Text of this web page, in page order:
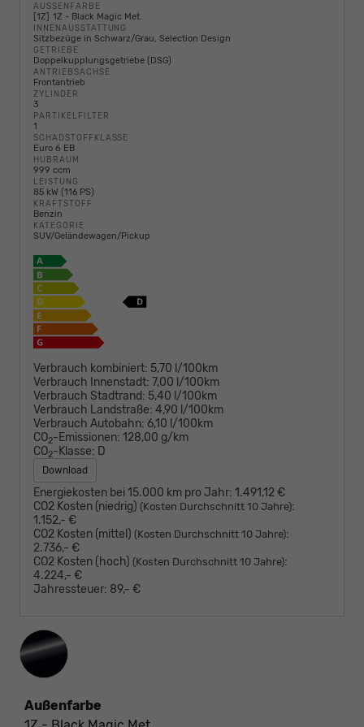
AUSSENFARBE
1Z 1Z - Black Magic Met.
INNENAUSSTATTUNG
Sitzbezüge in Schwarz/Grau, Selection Design
GETRIEBE
Doppelkupplungsgetriebe (DSG)
ANTRIEBSACHSE
Frontantrieb
ZYLINDER
3
PARTIKELFILTER
1
SCHADSTOFFKLASSE
Euro 6 EB
HUBRAUM
999 ccm
LEISTUNG
85 kW (116 PS)
KRAFTSTOFF
Benzin
KATEGORIE
SUV/Geländewagen/Pickup
Verbrauch kombiniert: 5,70 l/100km
Verbrauch Innenstadt: 7,00 l/100km
Verbrauch Stadtrand: 5,40 l/100km
Verbrauch Landstraße: 4,90 l/100km
Verbrauch Autobahn: 6,10 l/100km
CO2-Emissionen: 128,00 g/km
CO2-Klasse: D
Download
Energiekosten bei 15.000 km pro Jahr: 1.491,12 €
CO2 Kosten (niedrig) (Kosten Durchschnitt 10 Jahre):
1.152,- €
CO2 Kosten (mittel) (Kosten Durchschnitt 10 Jahre):
2.736,- €
CO2 Kosten (hoch) (Kosten Durchschnitt 10 Jahre):
4.224,- €
Jahressteuer: 89,- €
Außenfarbe